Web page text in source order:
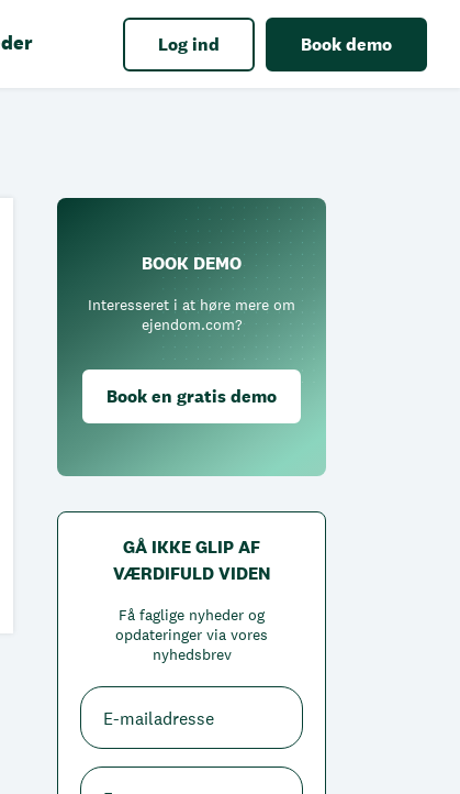
Log ind Book demo
BOOK DEMO
Interesseret i at høre mere om
ejendom.com?
Book en gratis demo
GÅ IKKE GLIP AF
VÆRDIFULD VIDEN
Få faglige nyheder og
opdateringer via vores
nyhedsbrev